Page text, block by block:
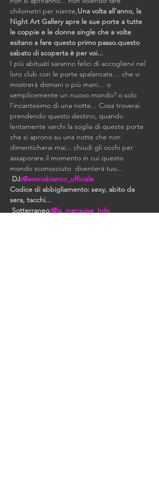
chilometri per niente,Una volta all'anno, la
Night Art Gallery apre le sue porte a tutte
le coppie e le donne single che a volte
esitano a fare questo primo passo.questo
sabato di scoperta è per voi...
I più abituati saranno felici di accogliervi nel
loro club con le porte spalancate… che vi
mostrerà domani o più mani… o
semplicemente un nuovo mondo? o solo
l'incantesimo di una notte... Cosa troverai
prendendo questo destino, quando
lentamente varchi la soglia di queste porte
che si aprono su una notte che non
dimenticherai mai... chiudi gli occhi per
assaporare il momento in cui questo
mondo sconosciuto  diventerà tuo...
DJ:@avoriobianco_ufficiale
Codice di abbigliamento: sexy, abito da
sera, tacchi...
Sotterraneo:@la_marquise_hdn